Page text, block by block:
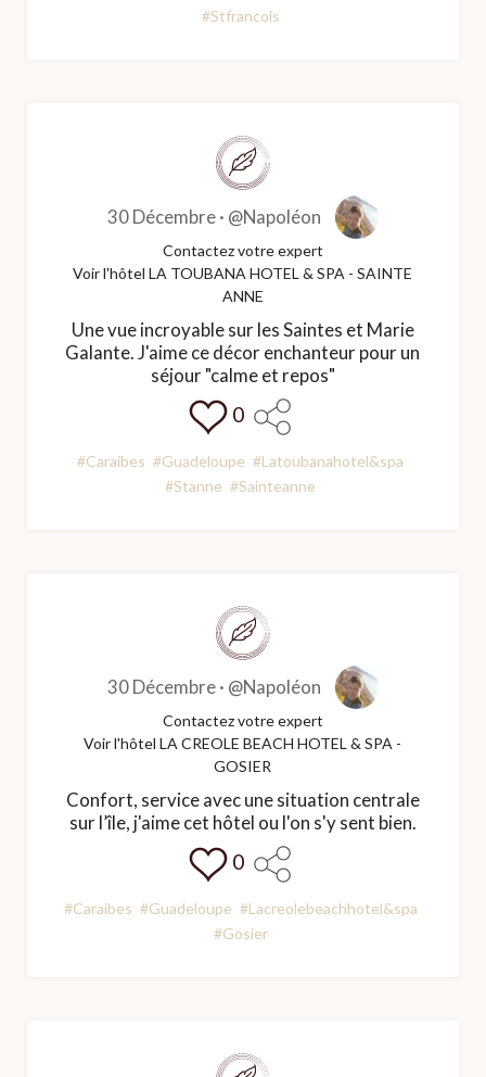
#Stfrancois
30 Décembre · @Napoléon
Contactez votre expert
Voir l'hôtel LA TOUBANA HOTEL & SPA - SAINTE
ANNE
Une vue incroyable sur les Saintes et Marie
Galante. J'aime ce décor enchanteur pour un
séjour "calme et repos"
0
#Caraibes #Guadeloupe #Latoubanahotel&spa
#Stanne #Sainteanne
30 Décembre · @Napoléon
Contactez votre expert
Voir l'hôtel LA CREOLE BEACH HOTEL & SPA -
GOSIER
Confort, service avec une situation centrale
sur l’île, j'aime cet hôtel ou l'on s'y sent bien.
0
#Caraibes #Guadeloupe #Lacreolebeachhotel&spa
#Gosier